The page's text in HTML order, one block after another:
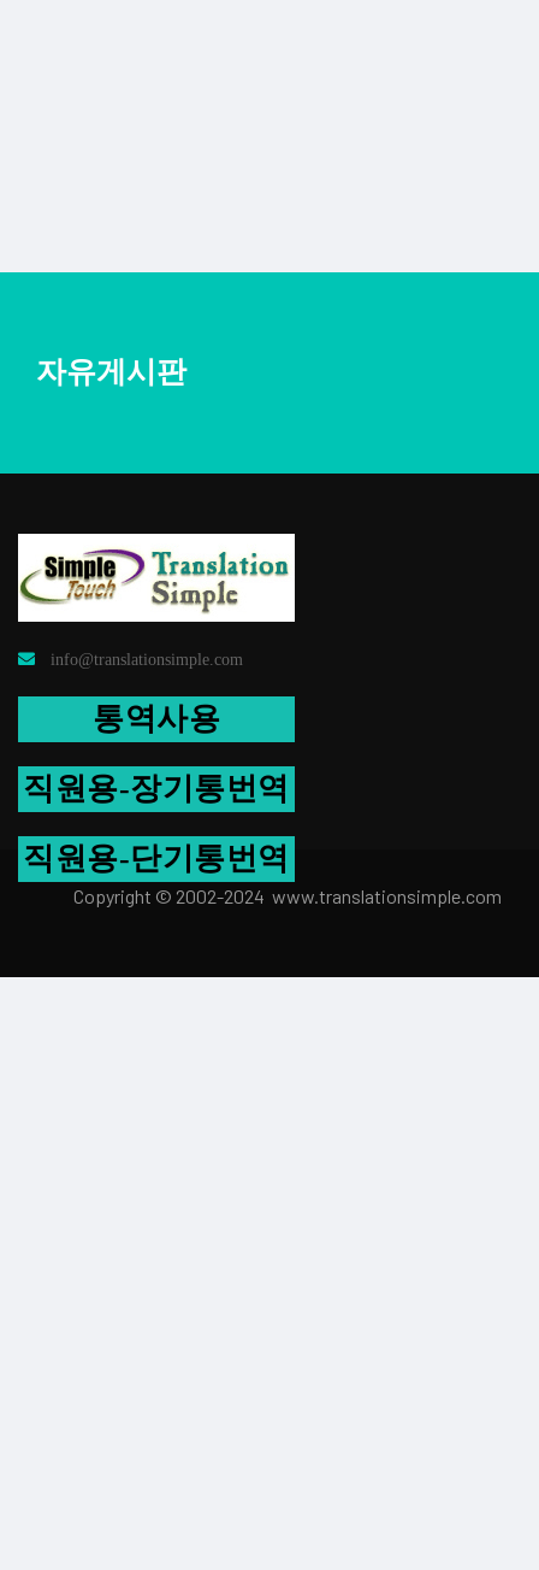
자유게시판
info@translationsimple.com
통역사용
직원용-장기통번역
직원용-단기통번역
Copyright © 2002-2024